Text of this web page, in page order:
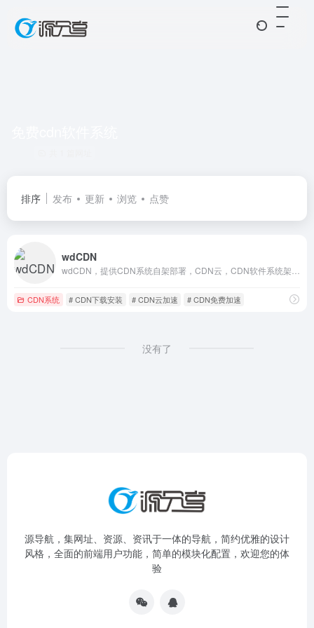
排序 发布 更新 浏览 点赞
wdCDN
CDN系统 # CDN下载安装 # CDN云加速 # CDN免费加速
没有了
源导航，集网址、资源、资讯于一体的导航，简约优雅的设计
风格，全面的前端用户功能，简单的模块化配置，欢迎您的体
验